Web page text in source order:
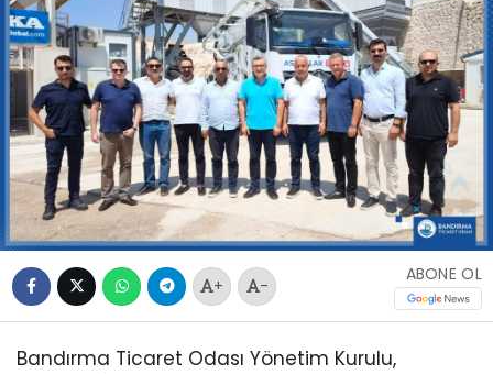
+ -
ABONE OL
Bandırma Ticaret Odası Yönetim Kurulu,